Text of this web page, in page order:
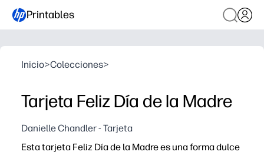
Printables
Inicio>Colecciones>
Tarjeta Feliz Día de la Madre
Danielle Chandler - Tarjeta
Esta tarjeta Feliz Día de la Madre es una forma dulce